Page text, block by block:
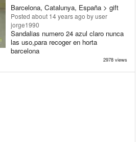
Barcelona, Catalunya, España > gift
Posted about 14 years ago by user
jorge1990
Sandalias numero 24 azul claro nunca
las uso,para recoger en horta
barcelona
2978 views